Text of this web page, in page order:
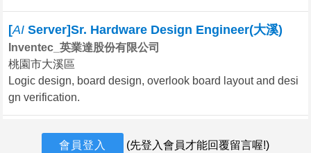
人力資源主管 【年薪150萬以上】 大銀微系統股份有限公司
不拘，8年以上，台中市南屯區
※ 年度獎金原則為2個月，九成同仁2個月以上
1.承接經營策略，規劃推動人才發展。
2.經營正向
今天
人資經理、HRBP｜人才發現家｜覺旅咖啡
並交付符合AI高密度運算需求、且具備最低 PUE 的創新冷
卻解決方案。 1. 設計與規劃數據中心冷卻系統（CRAC、C
hiller、冷通道）。 2. 優化機房氣流配置與冷卻效率。 3. 維
護空調設備，確保溫濕度穩定。
[AI Server]Sr. Hardware Design Engineer(大溪)
Inventec_英業達股份有限公司
桃園市大溪區
Logic design, board design, overlook board layout and desi
gn verification.
會員登入 (先登入會員才能回覆留言喔!)